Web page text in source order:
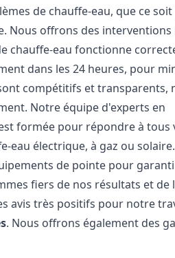
de chauffe-eau, que ce
Nous offrons des interventions
chauffe-eau fonctionne
dans les 24 heures, pour
compétitifs et transparents,
Notre équipe d'experts en
formée pour répondre à tous
eau électrique, à gaz ou
de pointe pour
fiers de nos résultats et de
avis très positifs pour notre
. Nous offrons également des